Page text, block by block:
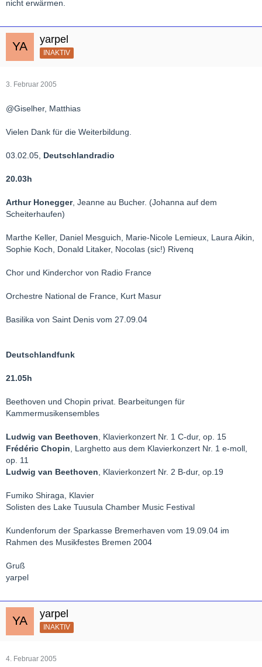
nicht erwärmen.
yarpel
INAKTIV
3. Februar 2005
@Giselher, Matthias
Vielen Dank für die Weiterbildung.
03.02.05, Deutschlandradio
20.03h
Arthur Honegger, Jeanne au Bucher. (Johanna auf dem
Scheiterhaufen)
Marthe Keller, Daniel Mesguich, Marie-Nicole Lemieux, Laura Aikin,
Sophie Koch, Donald Litaker, Nocolas (sic!) Rivenq
Chor und Kinderchor von Radio France
Orchestre National de France, Kurt Masur
Basilika von Saint Denis vom 27.09.04
Deutschlandfunk
21.05h
Beethoven und Chopin privat. Bearbeitungen für
Kammermusikensembles
Ludwig van Beethoven, Klavierkonzert Nr. 1 C-dur, op. 15
Frédéric Chopin, Larghetto aus dem Klavierkonzert Nr. 1 e-moll,
op. 11
Ludwig van Beethoven, Klavierkonzert Nr. 2 B-dur, op.19
Fumiko Shiraga, Klavier
Solisten des Lake Tuusula Chamber Music Festival
Kundenforum der Sparkasse Bremerhaven vom 19.09.04 im
Rahmen des Musikfestes Bremen 2004
Gruß
yarpel
yarpel
INAKTIV
4. Februar 2005